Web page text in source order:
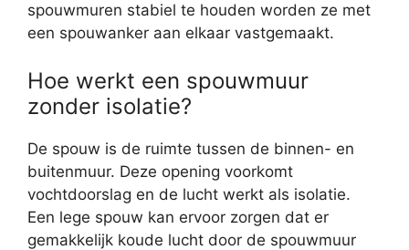
spouwmuren stabiel te houden worden ze met
een spouwanker aan elkaar vastgemaakt.
Hoe werkt een spouwmuur
zonder isolatie?
De spouw is de ruimte tussen de binnen- en
buitenmuur. Deze opening voorkomt
vochtdoorslag en de lucht werkt als isolatie.
Een lege spouw kan ervoor zorgen dat er
gemakkelijk koude lucht door de spouwmuur